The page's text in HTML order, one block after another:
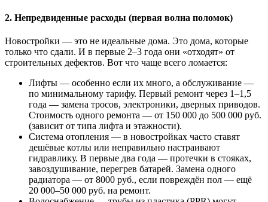
2. Непредвиденные расходы (первая волна поломок)
Новостройки — это не идеальные дома. Это дома, которые
только что сдали. И в первые 2–3 года они «отходят» от
строительных дефектов. Вот что чаще всего ломается:
Лифты — особенно если их много, а обслуживание —
по минимальному тарифу. Первый ремонт через 1–1,5
года — замена тросов, электроники, дверных приводов.
Стоимость одного ремонта — от 150 000 до 500 000 руб.
(зависит от типа лифта и этажности).
Система отопления — в новостройках часто ставят
дешёвые котлы или неправильно настраивают
гидравлику. В первые два года — протечки в стояках,
завоздушивание, перегрев батарей. Замена одного
радиатора — от 8000 руб., если повреждён пол — ещё
20 000–50 000 руб. на ремонт.